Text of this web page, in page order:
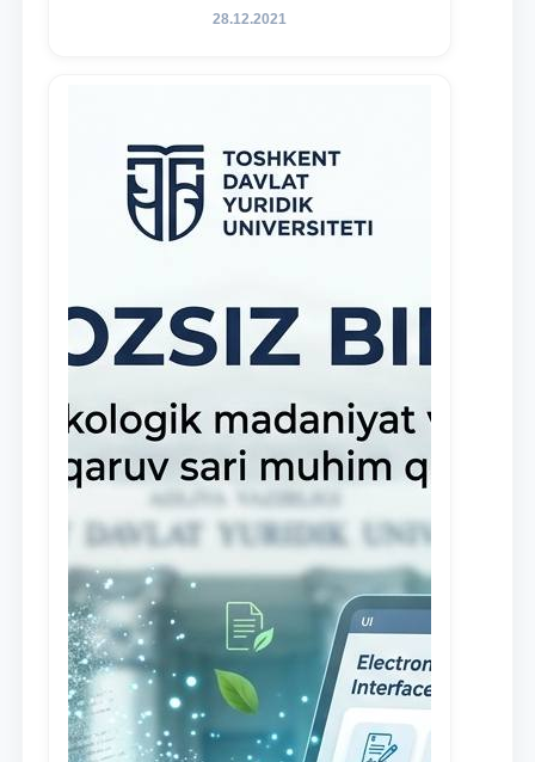
талантливых, активных и
28.12.2021